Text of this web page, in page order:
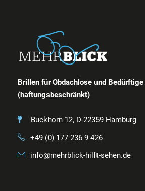
Brillen für Obdachlose und Bedürftige
(haftungsbeschränkt)
Buckhorn 12, D-22359 Hamburg
+49 (0) 177 236 9 426
info@mehrblick-hilft-sehen.de